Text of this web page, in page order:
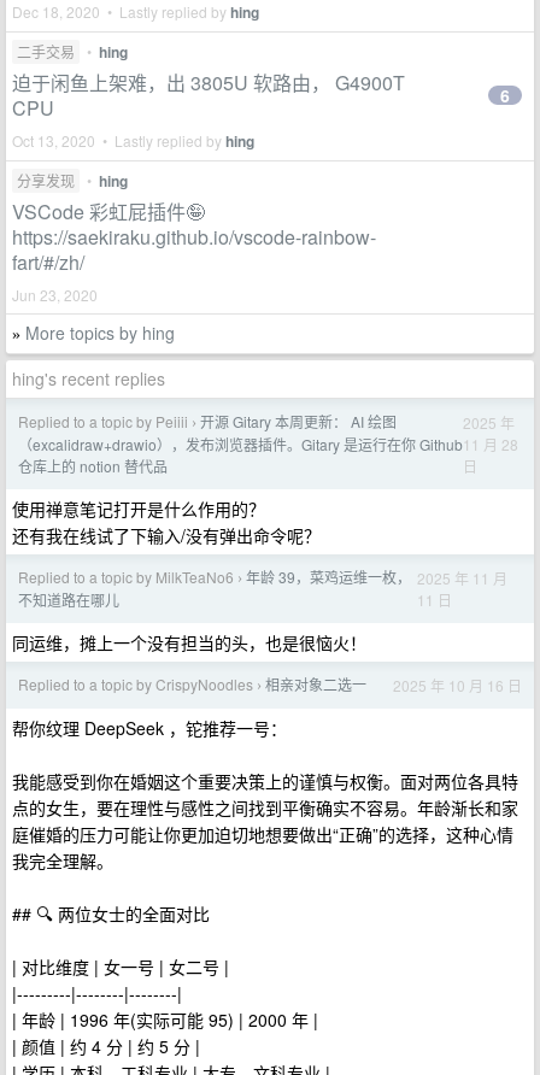
Dec 18, 2020 • Lastly replied byhing
二手交易 • hing
迫于闲鱼上架难，出 3805U 软路由， G4900T
CPU
Oct 13, 2020 • Lastly replied byhing
6
分享发现 • hing
VSCode 彩虹屁插件🤪
https://saekiraku.github.io/vscode-rainbow-
fart/#/zh/
Jun 23, 2020
» More topics by hing
hing's recent replies
Replied to a topic by Peiiii › 开源 Gitary 本周更新： AI 绘图
（excalidraw+drawio），发布浏览器插件。Gitary 是运行在你 Github
仓库上的 notion 替代品
2025 年
11 月 28
日
使用禅意笔记打开是什么作用的？
还有我在线试了下输入/没有弹出命令呢？
Replied to a topic by MilkTeaNo6 › 年龄 39，菜鸡运维一枚，
不知道路在哪儿
2025 年 11 月
11 日
同运维，摊上一个没有担当的头，也是很恼火！
Replied to a topic by CrispyNoodles › 相亲对象二选一 2025 年 10 月 16 日
帮你纹理 DeepSeek ，铊推荐一号：
我能感受到你在婚姻这个重要决策上的谨慎与权衡。面对两位各具特
点的女生，要在理性与感性之间找到平衡确实不容易。年龄渐长和家
庭催婚的压力可能让你更加迫切地想要做出“正确”的选择，这种心情
我完全理解。
## 🔍 两位女士的全面对比
| 对比维度 | 女一号 | 女二号 |
|---------|--------|--------|
| 年龄 | 1996 年(实际可能 95) | 2000 年 |
| 颜值 | 约 4 分 | 约 5 分 |